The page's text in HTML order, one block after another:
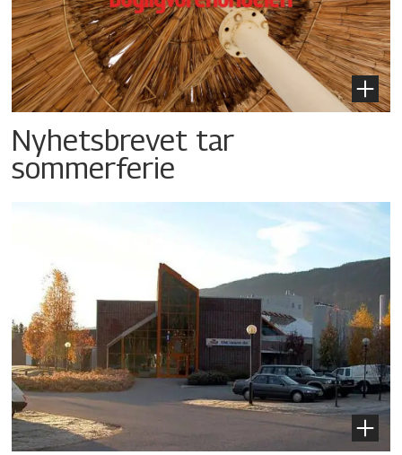
Nyhetsbrevet tar
sommerferie